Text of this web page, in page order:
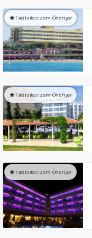
Tatilsitesi.com Öneriyor
Tatilsitesi.com Öneriyor
Tatilsitesi.com Öneriyor